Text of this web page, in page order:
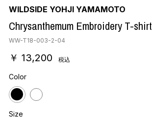
WILDSIDE YOHJI YAMAMOTO
Chrysanthemum Embroidery T-shirt
WW-T18-003-2-04
￥ 13,200 税込
Color
Size